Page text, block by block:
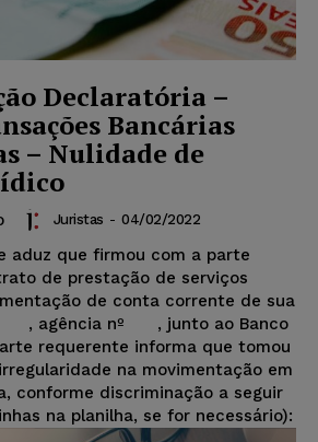
Declaratória –
Bancárias
– Nulidade de
Juristas - 04/02/2022
aduz que firmou com a parte
de prestação de serviços
de conta corrente de sua
, agência nº , junto ao Banco
requerente informa que tomou
na movimentação em
conforme discriminação a seguir
na planilha, se for necessário):